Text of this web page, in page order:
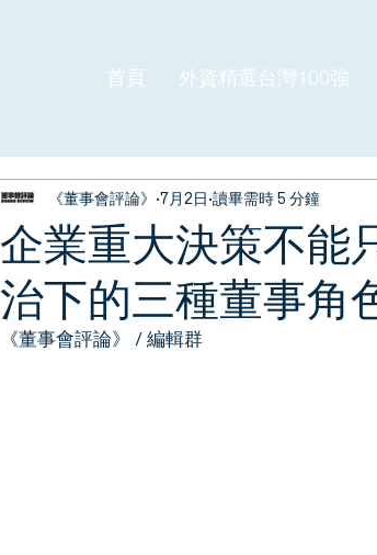
首頁 外資精選台灣100強
企業重大決策不能
治下的三種董事角
《董事會評論》 7月2日 讀畢需時 5 分鐘
《董事會評論》 / 編輯群